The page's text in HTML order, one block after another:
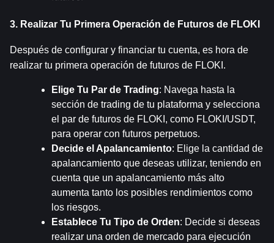
3. Realizar Tu Primera Operación de Futuros de FLOKI
Después de configurar y financiar tu cuenta, es hora de
realizar tu primera operación de futuros de FLOKI.
Elige Tu Par de Trading: Navega hasta la
sección de trading de tu plataforma y selecciona
el par de futuros de FLOKI, como FLOKI/USDT,
para operar con futuros perpetuos.
Decide el Apalancamiento: Elige la cantidad de
apalancamiento que deseas utilizar, teniendo en
cuenta que un apalancamiento más alto
aumenta tanto los posibles rendimientos como
los riesgos.
Establece Tu Tipo de Orden: Decide si deseas
realizar una orden de mercado para ejecución